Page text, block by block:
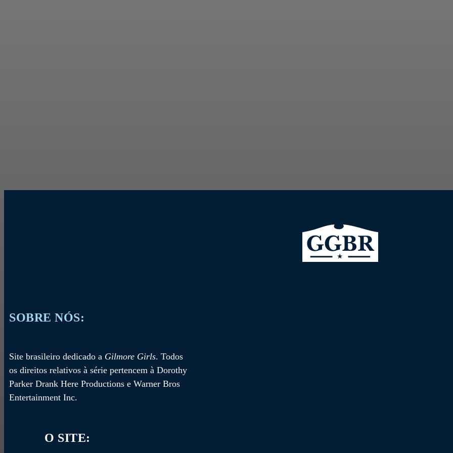
SOBRE NÓS:
Site brasileiro dedicado a Gilmore Girls. Todos
os direitos relativos à série pertencem à Dorothy
Parker Drank Here Productions e Warner Bros
Entertainment Inc.
O SITE: